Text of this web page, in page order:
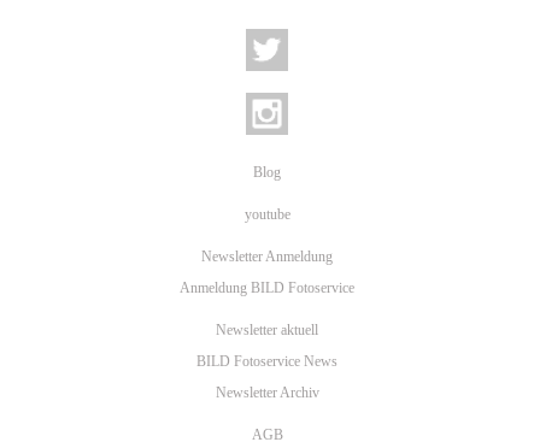
Blog
youtube
Newsletter Anmeldung
Anmeldung BILD Fotoservice
Newsletter aktuell
BILD Fotoservice News
Newsletter Archiv
AGB